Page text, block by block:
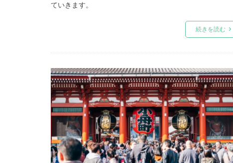
ていきます。
続きを読む